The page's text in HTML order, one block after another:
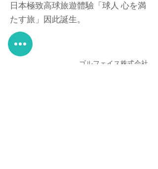
日本極致高球旅遊體驗「球人 心を満
たす旅」因此誕生。
ゴルフェイス株式会社